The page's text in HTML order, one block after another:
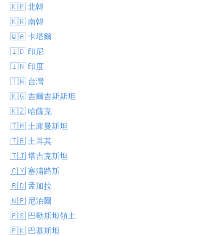
🇰🇵 北韓
🇰🇷 南韓
🇶🇦 卡塔爾
🇮🇩 印尼
🇮🇳 印度
🇹🇼 台灣
🇰🇬 吉爾吉斯斯坦
🇰🇿 哈薩克
🇹🇲 土庫曼斯坦
🇹🇷 土耳其
🇹🇯 塔吉克斯坦
🇨🇾 塞浦路斯
🇧🇩 孟加拉
🇳🇵 尼泊爾
🇵🇸 巴勒斯坦領土
🇵🇰 巴基斯坦